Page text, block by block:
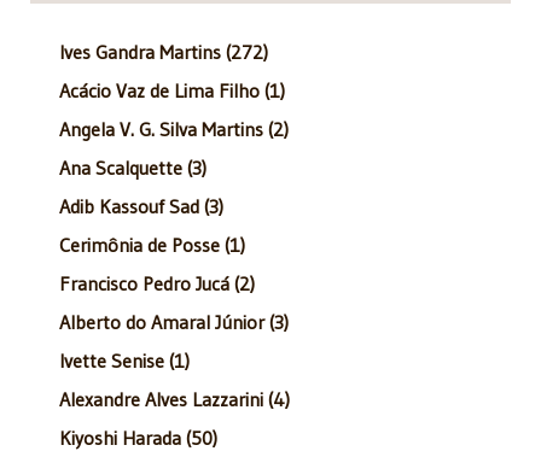
Ives Gandra Martins (272)
Acácio Vaz de Lima Filho (1)
Angela V. G. Silva Martins (2)
Ana Scalquette (3)
Adib Kassouf Sad (3)
Cerimônia de Posse (1)
Francisco Pedro Jucá (2)
Alberto do Amaral Júnior (3)
Ivette Senise (1)
Alexandre Alves Lazzarini (4)
Kiyoshi Harada (50)